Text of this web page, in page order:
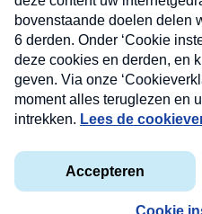
Privacyverklaring
Kwetsbaarheid melden
Copyright © 2026 MAX Vandaag -
Nieuwsbrief
Neem hier een gratis
nieuwsbrief. Elke vrijdag-